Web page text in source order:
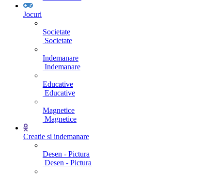
Jocuri
Societate
Societate
Indemanare
Indemanare
Educative
Educative
Magnetice
Magnetice
Creatie si indemanare
Desen - Pictura
Desen - Pictura